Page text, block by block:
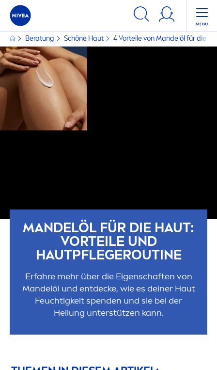
Beratung Schöne Haut 4 Vorteile von Mandelöl für die
MANDELÖL FÜR DIE HAUT:
VORTEILE UND
HAUTPFLEGEROUTINE
Erfahre mehr über die Eigenschaften von
Mandelöl und entdecke, wie es deiner Haut
Feuchtigkeit spenden und sie bei der
Heilung unterstützen kann.